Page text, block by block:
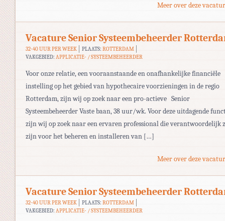
Meer over deze
Vacature Senior Systeembeheerder
32-40 UUR PER WEEK PLAATS: ROTTERDAM
VAKGEBIED: APPLICATIE- / SYSTEEMBEHEERDER
Voor onze relatie, een vooraanstaande en onafhankelijke financiële
instelling op het gebied van hypothecaire voorzieningen in de regio
Rotterdam, zijn wij op zoek naar een pro-actieve Senior
Systeembeheerder Vaste baan, 38 uur/wk. Voor deze uitdagende
zijn wij op zoek naar een ervaren professional die verantwoordelijk
zijn voor het beheren en installeren van […]
Meer over deze
Vacature Senior Systeembeheerder
32-40 UUR PER WEEK PLAATS: ROTTERDAM
VAKGEBIED: APPLICATIE- / SYSTEEMBEHEERDER